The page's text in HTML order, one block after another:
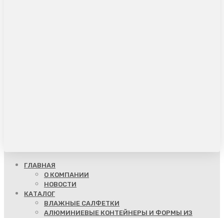
ГЛАВНАЯ
О КОМПАНИИ
НОВОСТИ
КАТАЛОГ
ВЛАЖНЫЕ САЛФЕТКИ
АЛЮМИНИЕВЫЕ КОНТЕЙНЕРЫ И ФОРМЫ ИЗ